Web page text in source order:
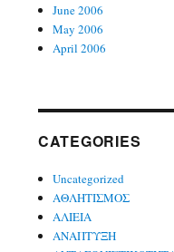
June 2006
May 2006
April 2006
CATEGORIES
Uncategorized
ΑΘΛΗΤΙΣΜΟΣ
ΑΛΙΕΙΑ
ΑΝΑΠΤΥΞΗ